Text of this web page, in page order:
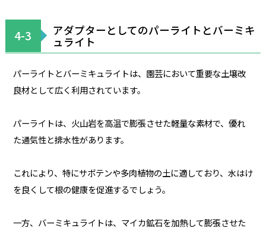
4-3
アダプターとしてのパーライトとバーミキ
ュライト
パーライトとバーミキュライトは、園芸において重要な土壌改
良材として広く利用されています。
パーライトは、火山岩を高温で膨張させた軽量な素材で、優れ
た通気性と排水性があります。
これにより、特にサボテンや多肉植物の土に適しており、水はけ
を良くして根の健康を促進するでしょう。
一方、バーミキュライトは、マイカ鉱石を加熱して膨張させた